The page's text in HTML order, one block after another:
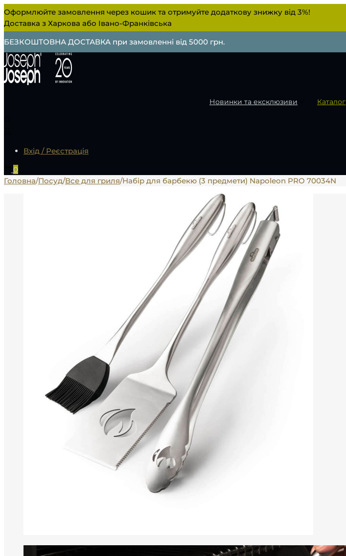
Оформлюйте замовлення через кошик та отримуйте додаткову знижку від 3%!
Доставка з Харкова або Івано-Франківська
БЕЗКОШТОВНА ДОСТАВКА при замовленні від 5000 грн.
Новинки та ексклюзиви Каталог
Вхід / Реєстрація
0
Головна/Посуд/Все для гриля/Набір для барбекю (3 предмети) Napoleon PRO 70034N